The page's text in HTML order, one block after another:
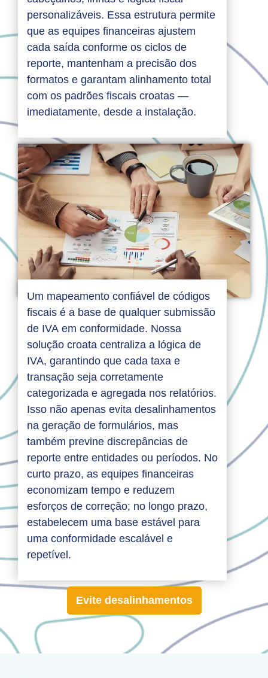
personalizáveis. Essa estrutura permite
que as equipes financeiras ajustem
cada saída conforme os ciclos de
reporte, mantenham a precisão dos
formatos e garantam alinhamento total
com os padrões fiscais croatas —
imediatamente, desde a instalação.
Um mapeamento confiável de códigos
fiscais é a base de qualquer submissão
de IVA em conformidade. Nossa
solução croata centraliza a lógica de
IVA, garantindo que cada taxa e
transação seja corretamente
categorizada e agregada nos relatórios.
Isso não apenas evita desalinhamentos
na geração de formulários, mas
também previne discrepâncias de
reporte entre entidades ou períodos. No
curto prazo, as equipes financeiras
economizam tempo e reduzem
esforços de correção; no longo prazo,
estabelecem uma base estável para
uma conformidade escalável e
repetível.
Evite desalinhamentos